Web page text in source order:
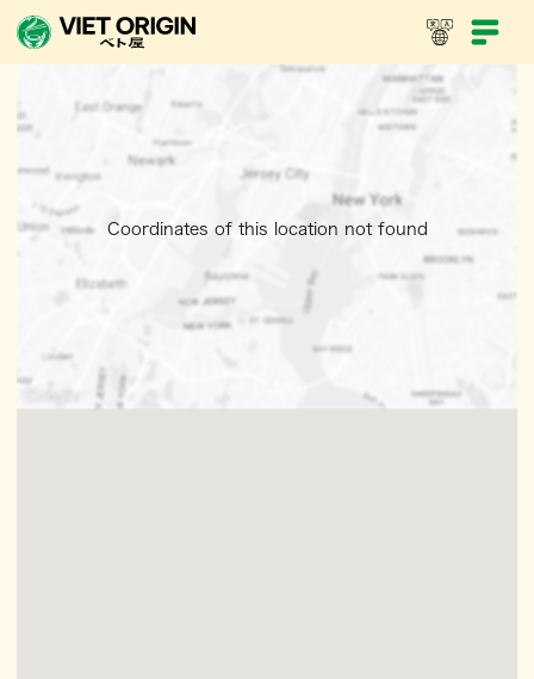
Coordinates of this location not found